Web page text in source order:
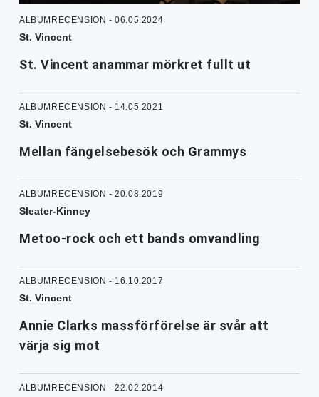
ALBUMRECENSION - 06.05.2024
St. Vincent
St. Vincent anammar mörkret fullt ut
ALBUMRECENSION - 14.05.2021
St. Vincent
Mellan fängelsebesök och Grammys
ALBUMRECENSION - 20.08.2019
Sleater-Kinney
Metoo-rock och ett bands omvandling
ALBUMRECENSION - 16.10.2017
St. Vincent
Annie Clarks massförförelse är svår att
värja sig mot
ALBUMRECENSION - 22.02.2014